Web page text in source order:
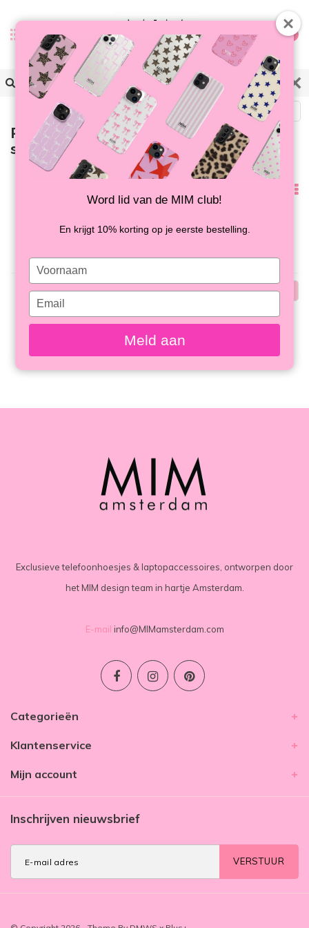
0
Terug
Producten getagd met laptop
skins
Geen producten gevonden!...
Meest
Exclusieve telefoonhoesjes & laptopaccessoires, ontworpen door
het MIM design team in hartje Amsterdam.
E-mail info@MIMamsterdam.com
Categorieën
Klantenservice
Mijn account
Inschrijven nieuwsbrief
VERSTUUR
Word lid van de MIM club!
En krijgt 10% korting op je eerste bestelling.
Type
your
name
Type
your
email
Meld aan